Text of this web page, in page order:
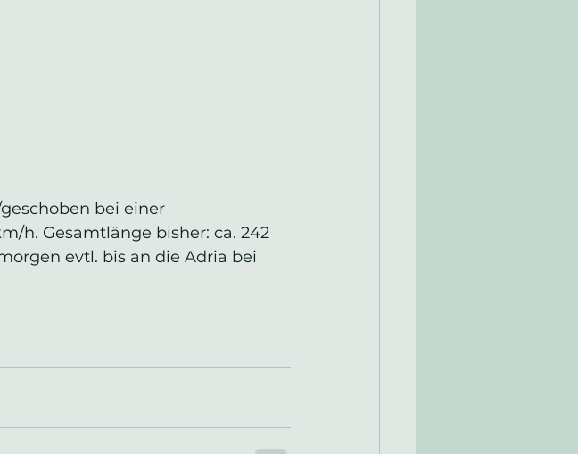
bei einer
h. Gesamtlänge bisher: ca. 242
evtl. bis an die Adria bei